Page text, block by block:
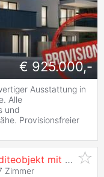
€ 925.000,-
Ausstattung in
Alle
und
Provisionsfreier
Attraktives Wohnungspaket - Renditeobjekt mit Potenzial!
Zimmer